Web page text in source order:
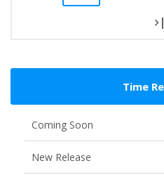
|
Time
Coming Soon
New Release